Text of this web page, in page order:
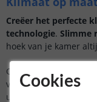
Creëer het perfecte
technologie. Slimme
hoek van je kamer
Combineer dit met
verwarming
ultiem
Cookies